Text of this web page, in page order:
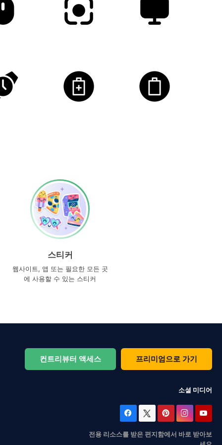
스티커
웹사이트, 앱 또는 필요한 모든 곳
에 사용할 수 있는 스티커
컨트리뷰터 액세스 프리미엄으로 가기
소셜 미디어
전용 리소스를 받은 편지함에서 바로 받아보